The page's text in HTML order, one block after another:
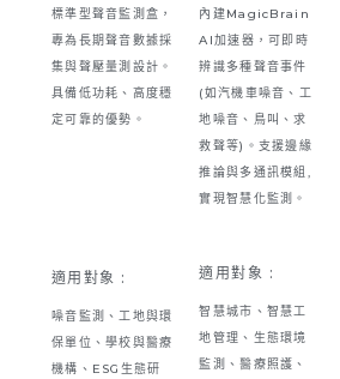
標準型聲音監測盒，
專為長期聲音數據採
集與聲壓量測設計。
具備低功耗、高度穩
定可靠的優勢。
適用對象 :
噪音監測、工地與環
保單位、學校與醫療
機構、ESG生態研
內建MagicBrain
AI加速器，可即時
辨識多種聲音事件
(如汽機車噪音、工
地噪音、鳥叫、求
救聲等)。支援邊緣
推論與多通訊模組,
實現智慧化監測。
適用對象 :
智慧城市、智慧工
地管理、生態環境
監測、醫療照護、